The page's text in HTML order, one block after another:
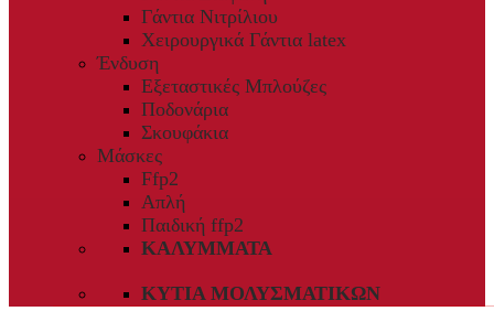
Γάντια Νιτρίλιου
Χειρουργικά Γάντια latex
Ένδυση
Εξεταστικές Μπλούζες
Ποδονάρια
Σκουφάκια
Μάσκες
Ffp2
Απλή
Παιδική ffp2
ΚΑΛΎΜΜΑΤΑ
ΚΥΤΊΑ ΜΟΛΥΣΜΑΤΙΚΏΝ